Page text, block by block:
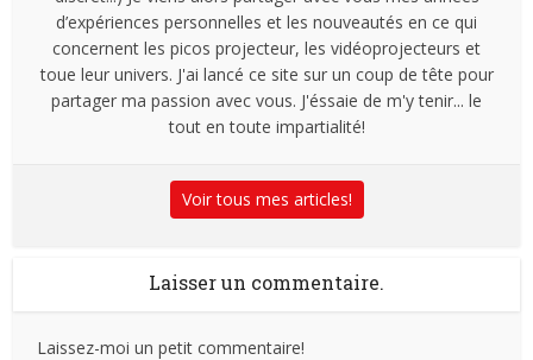
d’expériences personnelles et les nouveautés en ce qui
concernent les picos projecteur, les vidéoprojecteurs et
toue leur univers. J'ai lancé ce site sur un coup de tête pour
partager ma passion avec vous. J'éssaie de m'y tenir... le
tout en toute impartialité!
Voir tous mes articles!
Laisser un commentaire.
Laissez-moi un petit commentaire!